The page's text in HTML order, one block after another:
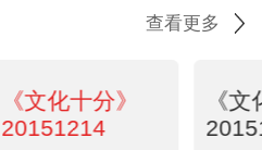
查看更多
《文化十分》
20151214
《